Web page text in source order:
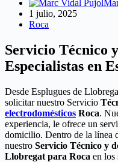
1 julio, 2025
Roca
Servicio Técnico
Especialistas en
Desde Esplugues de
solicitar nuestro Servicio
electrodomésticos Roca.
experiencia, le ofrece un
domicilio. Dentro de la línea
nuestro Servicio Técnico y
Llobregat para Roca en los